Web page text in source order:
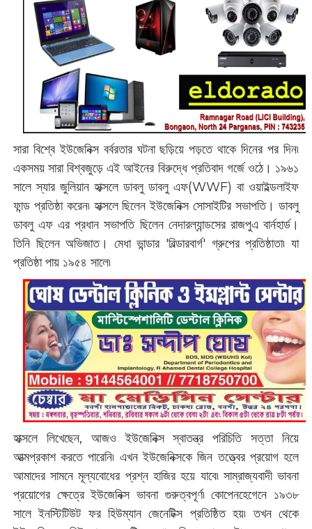
সারা বিশ্বে ইউজেনিক্স বর্বরতার ঘটনা ছড়িয়ে পড়তে থাকে দিনের পর দিন৷
একসময় সারা বিশ্বজুড়ে এই আইনের বিরুদ্ধে প্রতিবাদ গর্জে ওঠে। ১৯৬১
সালে স্যার জুলিয়ান হাক্সলে ডাবলু ডাবলু এফ(WWF) বা ওয়াইল্ডলাইফ
ফান্ড প্রতিষ্ঠা করেন৷ হাক্সলে ছিলেন ইউজেনিক্স সোসাইটির সভাপতি। ডাবলু
ডাবলু এফ এর প্রধান সভাপতি ছিলেন নেদারল্যান্ডসের রাজপুএ বার্নহার্ড‌।
তিনি ছিলেন অভিজাত। মেধা ভান্ডার 'বিল্ডারবার্গ' গ্রুপের প্রতিষ্ঠাতা৷ যা
প্রতিষ্ঠা পায় ১৯৫৪ সালে৷
হাক্সলে লিখেছেন, আজও ইউজেনিক্স স্বাতন্ত্র পরিচিতি সত্তা নিয়ে
আত্মপ্রকাশ করতে পারেনি৷ এখন ইউজেনিক্সকে জিন তত্ত্বের প্রয়োগ হলে
আমাদের সামনে মূল্যবোধের প্রশ্ন হাজির হয়ে যাবে৷ সাম্রাজ্যবাদী ভাবনা
প্রয়োগের ক্ষেত্রে ইউজেনিক্স ভাবনা গুরুত্বপূর্ণ৷ কোপেনহেগেনে ১৯৩৮
সালে ইনস্টিটিউট ফর হিউম্যান জেনেটিক্স প্রতিষ্ঠিত হয়৷ তখন থেকে